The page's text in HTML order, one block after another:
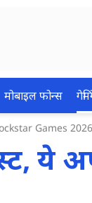
मोबाइल फोन्स
Games 2026
ये